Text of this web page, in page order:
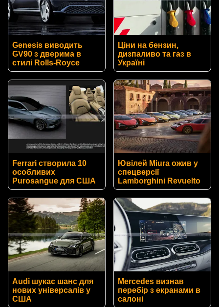
Genesis виводить
GV90 з дверима в
стилі Rolls-Royce
Ціни на бензин,
дизпаливо та газ в
Україні
Ferrari створила 10
особливих
Purosangue для США
Ювілей Miura ожив у
спецверсії
Lamborghini Revuelto
Audi шукає шанс для
нових універсалів у
США
Mercedes визнав
перебір з екранами в
салоні